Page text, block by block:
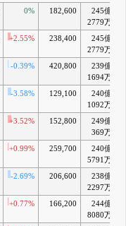
益計上の時
期変更に関
せ
税金資産
(連結・個
上、連結業
正及び配当
予想修正に
らせ
0% 182,600
245億
2779万
+2.55% 238,400
245億
2779万
-0.39% 420,800
239億
1694万
-3.58% 129,100
240億
1092万
+3.52% 152,800
249億
369万
+0.99% 259,700
240億
5791万
-2.69% 206,600
238億
2297万
+0.77% 166,200
244億
8080万